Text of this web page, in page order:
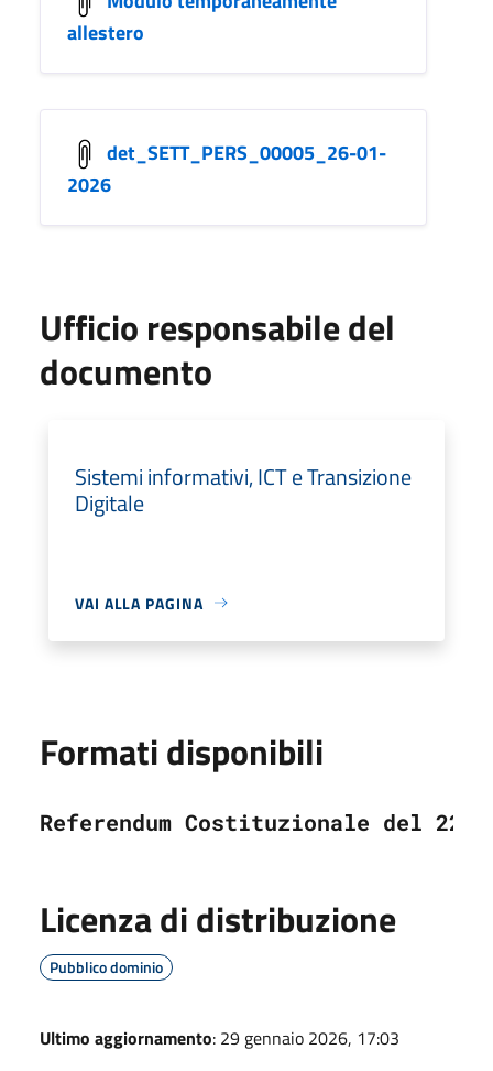
allestero
det_SETT_PERS_00005_26-01-
2026
Ufficio responsabile del
documento
Sistemi informativi, ICT e Transizione
Digitale
VAI ALLA PAGINA
Formati disponibili
Referendum Costituzionale del 22 e
Licenza di distribuzione
Pubblico dominio
Ultimo aggiornamento: 29 gennaio 2026, 17:03